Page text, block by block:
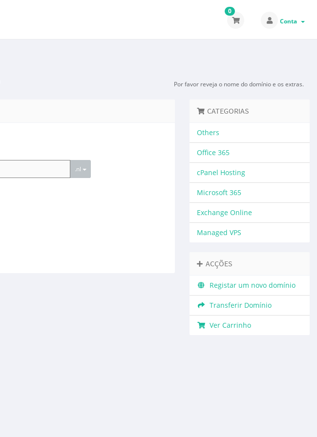
0
Conta
Por favor reveja o nome do domínio e os extras.
.nl
CATEGORIAS
Others
Office 365
cPanel Hosting
Microsoft 365
Exchange Online
Managed VPS
ACÇÕES
Registar um novo domínio
Transferir Domínio
Ver Carrinho